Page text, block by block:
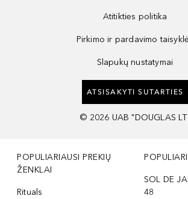
Atitikties politika
Pirkimo ir pardavimo
Slapukų nustatymai
ATSISAKYTI SUTARTIES
© 2026 UAB "DOUGLAS
POPULIARIAUSI PREKIŲ
ŽENKLAI
Rituals
SOL DE
48